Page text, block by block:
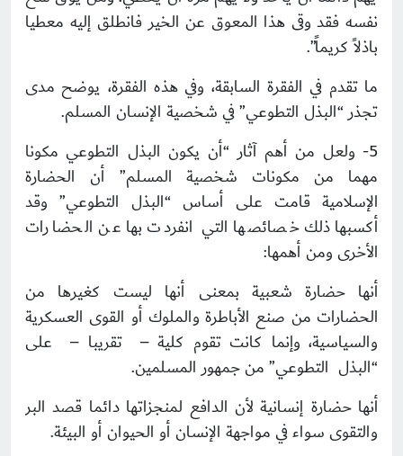
نفسه فقد وقى هذا المعوق عن الخير فانطلق إليه معطيا
باذلاً كريماً”.
ما تقدم في الفقرة السابقة، وفي هذه الفقرة، يوضح مدى
تجذر “البذل التطوعي” في شخصية الإنسان المسلم.
5- ولعل من أهم آثار “أن يكون البذل التطوعي مكونا
مهما من مكونات شخصية المسلم” أن الحضارة
الإسلامية قامت على أساس “البذل التطوعي” وقد
أكسبها ذلك خصائصها التي انفردت بها عن الحضارات
الأخرى ومن أهمها:
أنها حضارة شعبية بمعنى أنها ليست كغيرها من
الحضارات من صنع الأباطرة والملوك أو القوى العسكرية
والسياسية، وإنما كانت تقوم كلية – تقريبا – على
“البذل التطوعي” من جمهور المسلمين.
أنها حضارة إنسانية لأن الدافع لمنجزاتها دائما قصد البر
والتقوى سواء في مواجهة الإنسان أو الحيوان أو البيئة.